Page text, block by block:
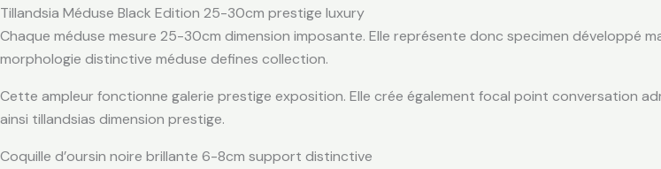
Tillandsia Méduse Black Edition 25-30cm prestige luxury
Chaque méduse mesure 25-30cm dimension imposante. Elle représente donc specimen développé
morphologie distinctive méduse defines collection.
Cette ampleur fonctionne galerie prestige exposition. Elle crée également focal point conversation
ainsi tillandsias dimension prestige.
Coquille d’oursin noire brillante 6-8cm support distinctive